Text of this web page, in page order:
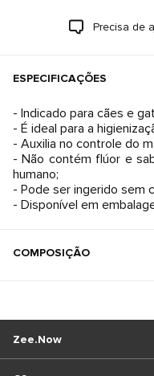
Precisa de
ESPECIFICAÇÕES
- Indicado para cães e
- É ideal para a
- Auxilia no controle do
- Não contém flúor e
humano;
- Pode ser ingerido sem
- Disponível em
COMPOSIÇÃO
Zee.Now